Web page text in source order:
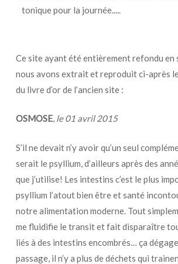
tonique pour la journée.....
Ce site ayant été entièrement refondu en
nous avons extrait et reproduit ci-après
du livre d’or de l’ancien site :
OSMOSE, le 01 avril 2015
S’il ne devait n’y avoir qu’un seul
serait le psyllium, d’ailleurs après des
que j’utilise! Les intestins c’est le plus
psyllium l’atout bien être et santé
notre alimentation moderne. Tout
me fluidifie le transit et fait disparaître
liés à des intestins encombrés… ça
passage, il n’y a plus de déchets qui